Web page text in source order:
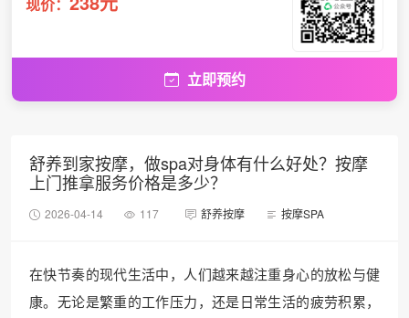
立即预约
舒养到家按摩，做spa对身体有什么好处？按摩
上门推拿服务价格是多少？
2026-04-14 117 舒养按摩 按摩SPA
在快节奏的现代生活中，人们越来越注重身心的放松与健
康。无论是繁重的工作压力，还是日常生活的疲劳积累，